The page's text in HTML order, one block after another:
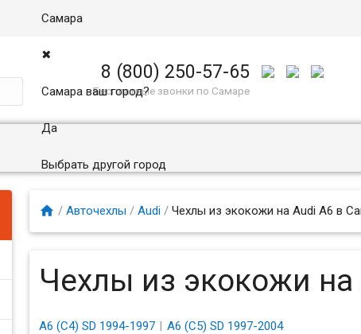
Самара
✖
Самара ваш город?
Да
Выбрать другой город
8 (800) 250-57-65
Бесплатные звонки по Самаре
 / Авточехлы / Audi /Чехлы из экокожи на Audi A6 в
Чехлы из экокожи
A6 (C4) SD 1994-1997 A6 (C5) SD 1997-2004